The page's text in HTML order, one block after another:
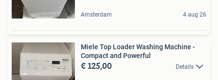
Amsterdam 4 aug 26
Miele Top Loader Washing Machine -
Compact and Powerful
€ 125,00 Details